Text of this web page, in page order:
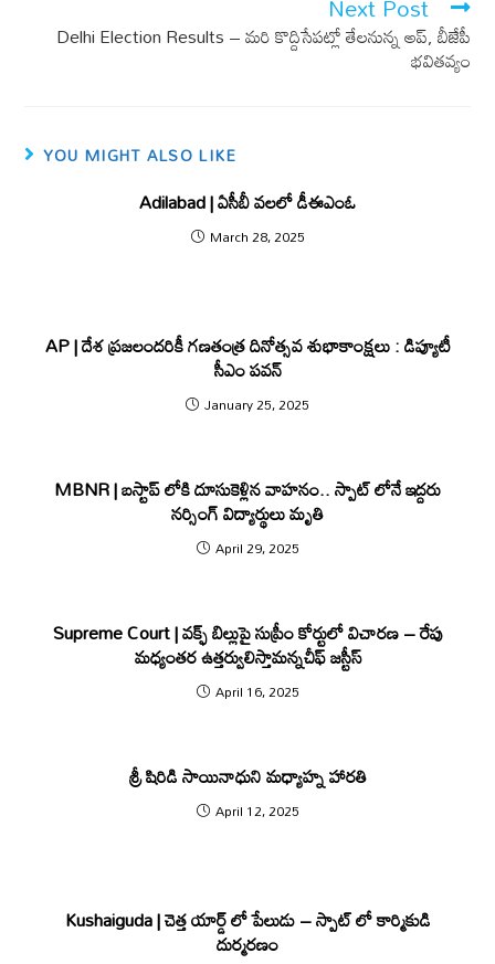
k p
Delhi Election Results – మరి కొద్దిసేపట్లో తేలనున్న అప్, బీజేపీ
భవితవ్యం
YOU MIGHT ALSO LIKE
Adilabad | ఏసీబీ వలలో డీఈఎంఓ
March 28, 2025
AP | దేశ‌ ప్ర‌జ‌లంద‌రికీ గణతంత్ర దినోత్సవ శుభాకాంక్షలు : డిప్యూటీ
సీఎం ప‌వ‌న్
January 25, 2025
MBNR | బస్టాప్ లోకి దూసుకెళ్లిన వాహనం.. స్పాట్ లోనే ఇద్దరు
నర్సింగ్ విద్యార్థులు మృతి
April 29, 2025
Supreme Court | వక్ఫ్ బిల్లుపై సుప్రీం కోర్టులో విచార‌ణ – రేపు
మ‌ధ్యంత‌ర ఉత్త‌ర్వులిస్తామ‌న్న‌చీఫ్ జ‌స్టీస్
April 16, 2025
శ్రీ షిరిడి సాయినాధుని మధ్యాహ్న హారతి
April 12, 2025
Kushaiguda | చెత్త యార్డ్ లో పేలుడు – స్పాట్ లో కార్మికుడి
దుర్మ‌ర‌ణం